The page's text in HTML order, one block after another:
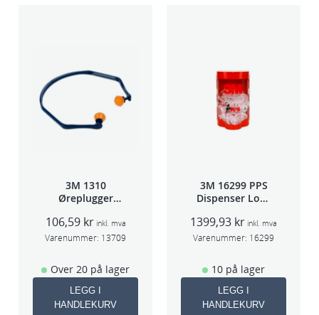
3M 1310
Øreplugger
106,59 kr inkl. mva
Varenummer: 13709
Over 20 på lager
LEGG I
HANDLEKURV
3M 16299 PPS
Dispenser Lokk
Midi)
1399,93 kr inkl. mva
Varenummer: 16299
10 på lager
LEGG I
HANDLEKURV